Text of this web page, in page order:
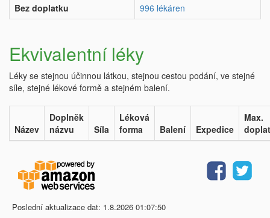
Bez doplatku
996 lékáren
Ekvivalentní léky
Léky se stejnou účinnou látkou, stejnou cestou podání, ve stejné
síle, stejné lékové formě a stejném balení.
Název
Doplněk
názvu
Síla
Léková
forma
Balení Expedice
Max.
Poslední aktualizace dat: 1.8.2026 01:07:50